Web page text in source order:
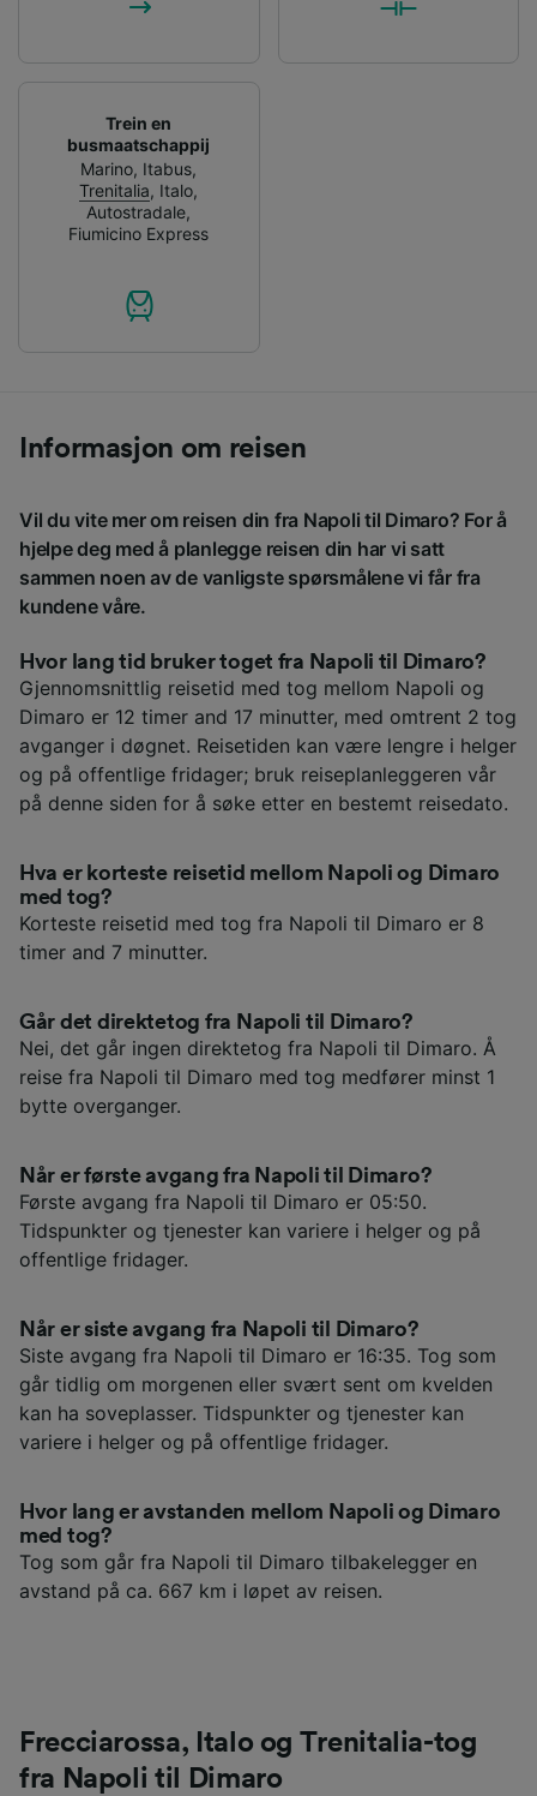
Trein en
busmaatschappij
Marino, Itabus,
Trenitalia, Italo,
Autostradale,
Fiumicino Express
Informasjon om reisen
Vil du vite mer om reisen din fra Napoli til Dimaro? For å
hjelpe deg med å planlegge reisen din har vi satt
sammen noen av de vanligste spørsmålene vi får fra
kundene våre.
Hvor lang tid bruker toget fra Napoli til Dimaro?
Gjennomsnittlig reisetid med tog mellom Napoli og
Dimaro er 12 timer and 17 minutter, med omtrent 2 tog
avganger i døgnet. Reisetiden kan være lengre i helger
og på offentlige fridager; bruk reiseplanleggeren vår
på denne siden for å søke etter en bestemt reisedato.
Hva er korteste reisetid mellom Napoli og Dimaro
med tog?
Korteste reisetid med tog fra Napoli til Dimaro er 8
timer and 7 minutter.
Går det direktetog fra Napoli til Dimaro?
Nei, det går ingen direktetog fra Napoli til Dimaro. Å
reise fra Napoli til Dimaro med tog medfører minst 1
bytte overganger.
Når er første avgang fra Napoli til Dimaro?
Første avgang fra Napoli til Dimaro er 05:50.
Tidspunkter og tjenester kan variere i helger og på
offentlige fridager.
Når er siste avgang fra Napoli til Dimaro?
Siste avgang fra Napoli til Dimaro er 16:35. Tog som
går tidlig om morgenen eller svært sent om kvelden
kan ha soveplasser. Tidspunkter og tjenester kan
variere i helger og på offentlige fridager.
Hvor lang er avstanden mellom Napoli og Dimaro
med tog?
Tog som går fra Napoli til Dimaro tilbakelegger en
avstand på ca. 667 km i løpet av reisen.
Frecciarossa, Italo og Trenitalia-tog
fra Napoli til Dimaro